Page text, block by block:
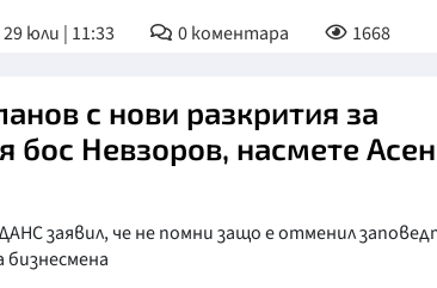
29 юли | 11:33 0коментара 1668
с нови разкрития за
бос Невзоров, насмете Асен
заявил, че не помни защо е отменил
бизнесмена